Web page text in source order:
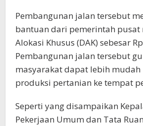
Pembangunan jalan tersebut
bantuan dari pemerintah pusat
Alokasi Khusus (DAK) sebesar
Pembangunan jalan tersebut
masyarakat dapat lebih mudah
produksi pertanian ke tempat
Seperti yang disampaikan
Pekerjaan Umum dan Tata